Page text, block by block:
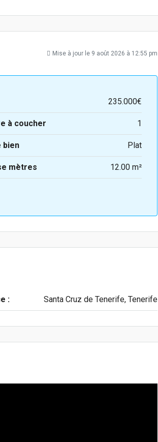
Mise à jour le 9 août 2026 à 12:55 pm
235.000€
à coucher 1
bien Plat
mètres 12.00 m²
: Santa Cruz de Tenerife, Tenerife